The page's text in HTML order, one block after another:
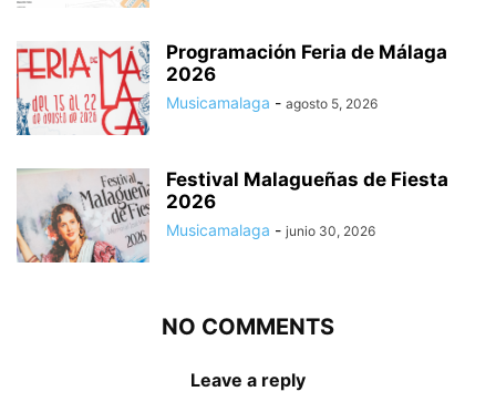
Programación Feria de Málaga
2026
Musicamalaga - agosto 5, 2026
Festival Malagueñas de Fiesta
2026
Musicamalaga - junio 30, 2026
NO COMMENTS
Leave a reply